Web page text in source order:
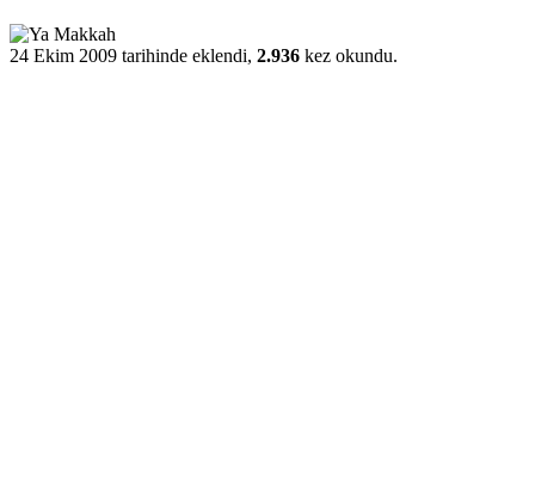
24 Ekim 2009 tarihinde eklendi, 2.936 kez okundu.